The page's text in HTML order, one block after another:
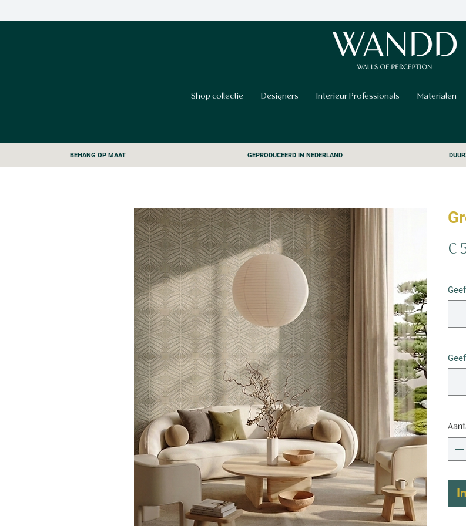
Shop collectie Designers Interieur Professionals Materialen
BEHANG OP MAAT GEPRODUCEERD IN NEDERLAND
€
per
1